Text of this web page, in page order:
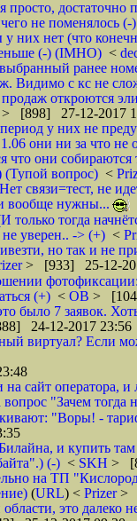
просто,
не поменялось (-)
у них нет (что
(-) (IMHO) <
ранее
Видимо с кс не
откроются
> [898] 27-12-2017
у них не
они ни за что не
что они
(Тупой вопрос) <
связи=тест, не
вообще нужны...
тогда
уверен.. -> (+) <
но так и не
> [933] 25-12-
(+) < ОВ >
было 7 заявок.
24-12-2017 23:56
виртуал? Если
сайт оператора,
"Зачем тогда
"Воры! -
и купить
(-) < SKH >
на ТП
(URL) < Prizer>
это далеко